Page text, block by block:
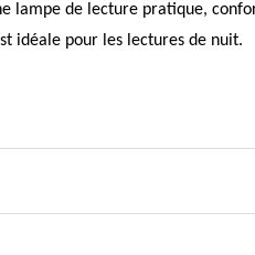
lampe de lecture pratique,
idéale pour les lectures de nuit.